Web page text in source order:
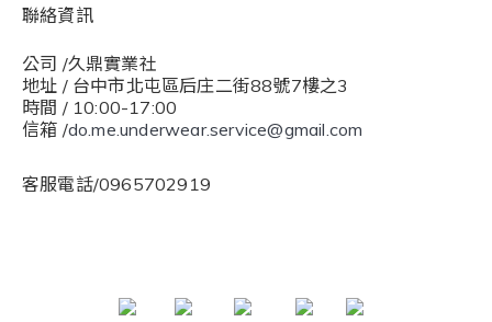
聯絡資訊
公司 /久鼎實業社
地址 / 台中市北屯區后庄二街88號7樓之3
時間 / 10:00-17:00
信箱 /do.me.underwear.service@gmail.com
客服電話/0965702919